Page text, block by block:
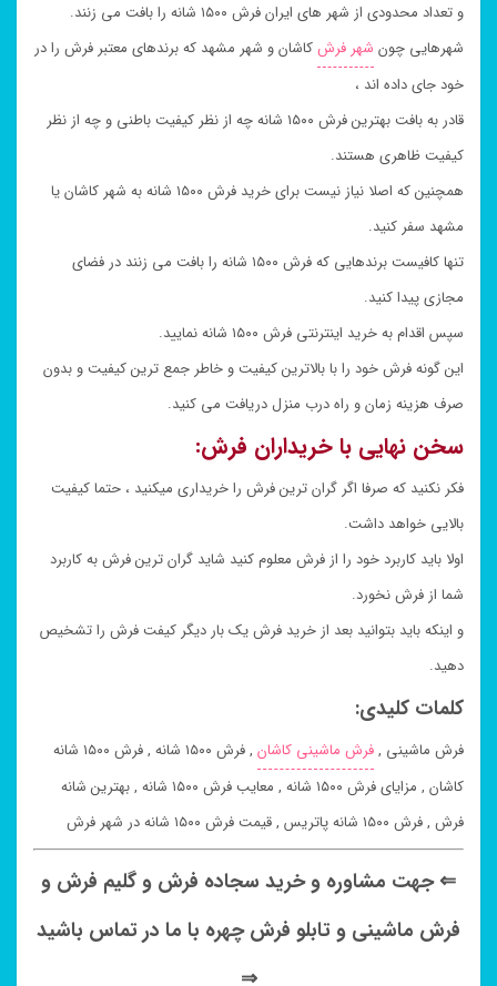
و تعداد محدودی از شهر های ایران فرش ۱۵۰۰ شانه را بافت می زنند.
شهرهایی چون شهر فرشکاشان و شهر مشهد که برندهای معتبر فرش را در
خود جای داده اند ،
قادر به بافت بهترین فرش ۱۵۰۰ شانه چه از نظر کیفیت باطنی و چه از نظر
کیفیت ظاهری هستند.
همچنین که اصلا نیاز نیست برای خرید فرش ۱۵۰۰ شانه به شهر کاشان یا
مشهد سفر کنید.
تنها کافیست برندهایی که فرش ۱۵۰۰ شانه را بافت می زنند در فضای
مجازی پیدا کنید.
سپس اقدام به خرید اینترنتی فرش ۱۵۰۰ شانه نمایید.
این گونه فرش خود را با بالاترین کیفیت و خاطر جمع ترین کیفیت و بدون
صرف هزینه زمان و راه درب منزل دریافت می کنید.
سخن نهایی با خریداران فرش:
فکر نکنید که صرفا اگر گران ترین فرش را خریداری میکنید ، حتما کیفیت
بالایی خواهد داشت.
اولا باید کاربرد خود را از فرش معلوم کنید شاید گران ترین فرش به کاربرد
شما از فرش نخورد.
و اینکه باید بتوانید بعد از خرید فرش یک بار دیگر کیفت فرش را تشخیص
دهید.
کلمات کلیدی:
فرش ماشینی ,فرش ماشینی کاشان
, فرش ۱۵۰۰ شانه , فرش ۱۵۰۰ شانه
کاشان , مزایای فرش ۱۵۰۰ شانه , معایب فرش ۱۵۰۰ شانه , بهترین شانه
فرش , فرش ۱۵۰۰ شانه پاتریس , قیمت فرش ۱۵۰۰ شانه در شهر فرش
⇐ جهت مشاوره و خرید سجاده فرش و گلیم فرش و
فرش ماشینی و تابلو فرش چهره با ما در تماس باشید
⇒